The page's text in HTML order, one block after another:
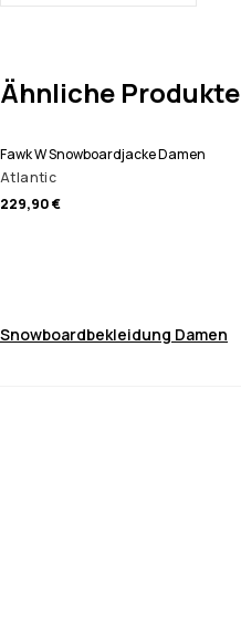
Ähnliche Produkte
Fawk W Snowboardjacke Damen
Atlantic
229,90 €
Snowboardbekleidung Damen